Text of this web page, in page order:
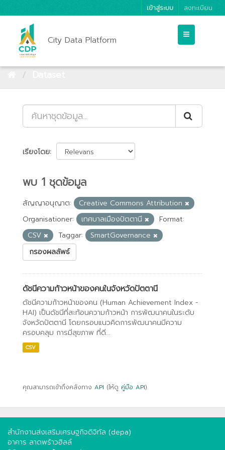
เข้าสู่ระบบ ลงทะเบียน
City Data Platform
เรียงโดย
พบ 1 ชุดข้อมูล
สัญญาอนุญาต:
Creative Commons Attribution
Organisationer:
เทศบาลเมืองปัตตานี
Format:
CSV
Taggar:
SmartGovernance
กรองผลลัพธ์
ดัชนีความก้าวหน้าของคนในจังหวัดปัตตานี
ดัชนีความก้าวหน้าของคน (Human Achievement Index -
HAI) เป็นดัชนีที่สะท้อนความก้าวหน้า การพัฒนาคนในระดับ
จังหวัดปัตตานี โดยกรอบแนวคิดการพัฒนาคนมีความ
ครอบคลุม การมีสุขภาพ ที่ดี...
CSV
คุณสามารถเข้าถึงคลังทาง API (ให้ดู คู่มือ API).
สำนักงานส่งเสริมเศรษฐกิจดิจิทัล (depa)
อาคาร ลาดพร้าวฮิลล์